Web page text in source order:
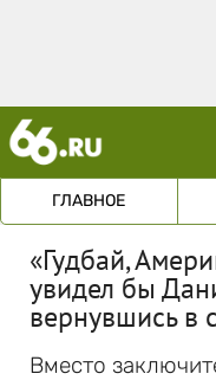
ГЛАВНОЕ
«Гудбай,
увидел бы
вернувшись в
Вместо